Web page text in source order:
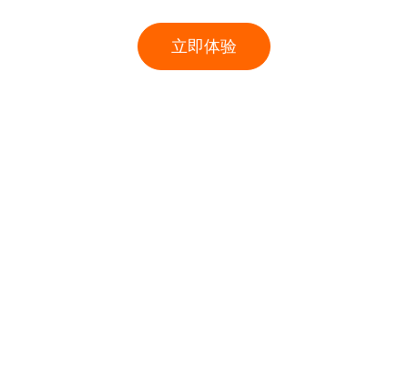
立即体验